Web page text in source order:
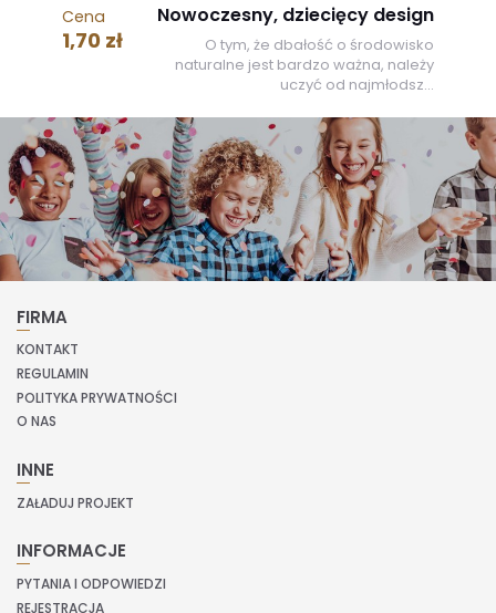
Cena
1,70 zł
Nowoczesny, dziecięcy design
O tym, że dbałość o środowisko
naturalne jest bardzo ważna, należy
uczyć od najmłodsz...
FIRMA
KONTAKT
REGULAMIN
POLITYKA PRYWATNOŚCI
O NAS
INNE
ZAŁADUJ PROJEKT
INFORMACJE
PYTANIA I ODPOWIEDZI
REJESTRACJA